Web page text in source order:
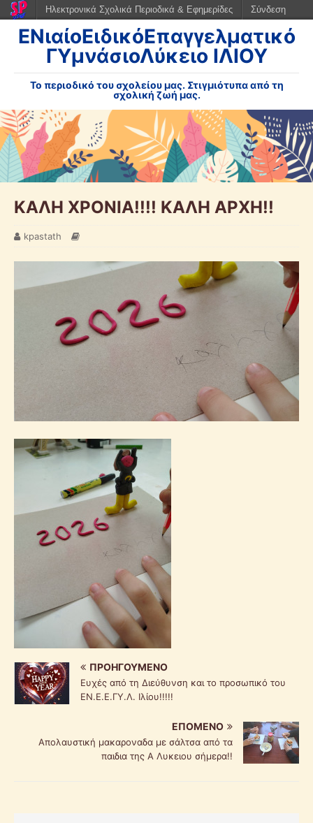
ΕΝιαίοΕιδικόΕπαγγελματικό
ΓΥμνάσιοΛύκειο ΙΛΙΟΥ
Το περιοδικό του σχολείου μας. Στιγμιότυπα από τη
σχολική ζωή μας.
ΚΑΛΗ ΧΡΟΝΙΑ!!!! ΚΑΛΗ ΑΡΧΗ!!
kpastath
ΠΡΟΗΓΟΎΜΕΝΟ
Ευχές από τη Διεύθυνση και το προσωπικό του
ΕΝ.Ε.Ε.ΓΥ.Λ. Ιλίου!!!!!
ΕΠΌΜΕΝΟ
Απολαυστική μακαροναδα με σάλτσα από τα
παιδια της Α Λυκειου σήμερα!!
Ηλεκτρονικά Σχολικά Περιοδικά & Εφημερίδες Σύνδεση